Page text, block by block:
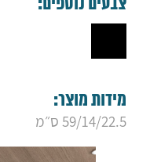
צבעים נוספים:
מידות מוצר:
59/14/22.5 ס״מ